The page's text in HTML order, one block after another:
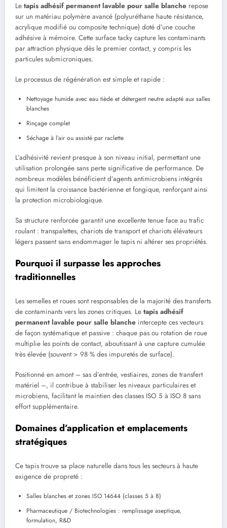
Le tapis adhésif permanent lavable pour salle blanche repose
sur un matériau polymère avancé (polyuréthane haute résistance,
acrylique modifié ou composite technique) doté d’une couche
adhésive à mémoire. Cette surface tacky capture les contaminants
par attraction physique dès le premier contact, y compris les
particules submicroniques.
Le processus de régénération est simple et rapide :
Nettoyage humide avec eau tiède et détergent neutre adapté aux salles
blanches
Rinçage complet
Séchage à l’air ou assisté par raclette
L’adhésivité revient presque à son niveau initial, permettant une
utilisation prolongée sans perte significative de performance. De
nombreux modèles bénéficient d’agents antimicrobiens intégrés
qui limitent la croissance bactérienne et fongique, renforçant ainsi
la protection microbiologique.
Sa structure renforcée garantit une excellente tenue face au trafic
roulant : transpalettes, chariots de transport et chariots élévateurs
légers passent sans endommager le tapis ni altérer ses propriétés.
Pourquoi il surpasse les approches
traditionnelles
Les semelles et roues sont responsables de la majorité des transferts
de contaminants vers les zones critiques. Le tapis adhésif
permanent lavable pour salle blanche intercepte ces vecteurs
de façon systématique et passive : chaque pas ou rotation de roue
multiplie les points de contact, aboutissant à une capture cumulée
très élevée (souvent > 98 % des impuretés de surface).
Positionné en amont – sas d’entrée, vestiaires, zones de transfert
matériel –, il contribue à stabiliser les niveaux particulaires et
microbiens, facilitant le maintien des classes ISO 5 à ISO 8 sans
effort supplémentaire.
Domaines d’application et emplacements
stratégiques
Ce tapis trouve sa place naturelle dans tous les secteurs à haute
exigence de propreté :
Salles blanches et zones ISO 14644 (classes 5 à 8)
Pharmaceutique / Biotechnologies : remplissage aseptique,
formulation, R&D